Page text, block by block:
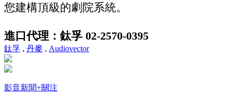
您建構頂級的劇院系統。
進口代理：鈦孚 02-2570-0395
鈦孚 , 丹麥 , Audiovector
影音新聞+關注